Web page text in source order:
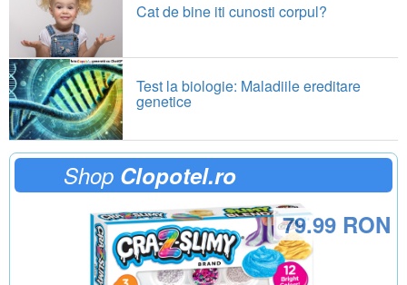
Cat de bine iti cunosti corpul?
Test la biologie: Maladiile ereditare
genetice
Shop Clopotel.ro
79.99 RON